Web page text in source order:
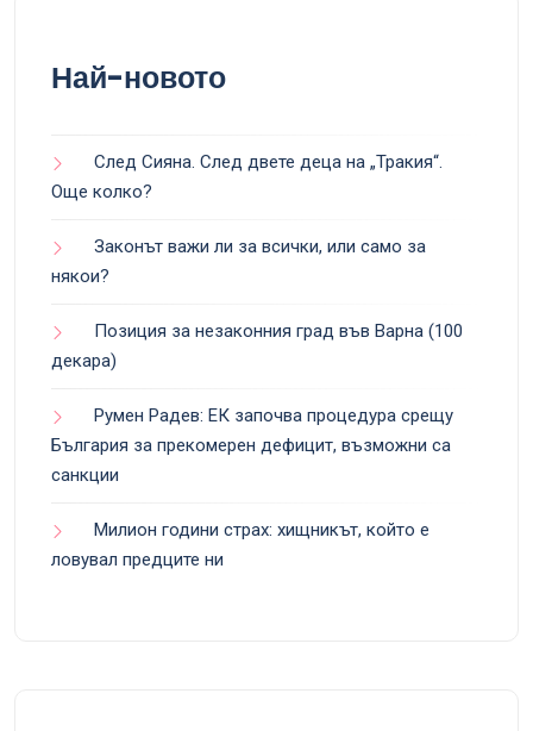
Най-новото
След Сияна. След двете деца на „Тракия“.
Още колко?
Законът важи ли за всички, или само за
някои?
Позиция за незаконния град във Варна (100
декара)
Румен Радев: ЕК започва процедура срещу
България за прекомерен дефицит, възможни са
санкции
Милион години страх: хищникът, който е
ловувал предците ни